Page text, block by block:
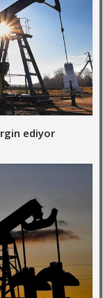
ediyor